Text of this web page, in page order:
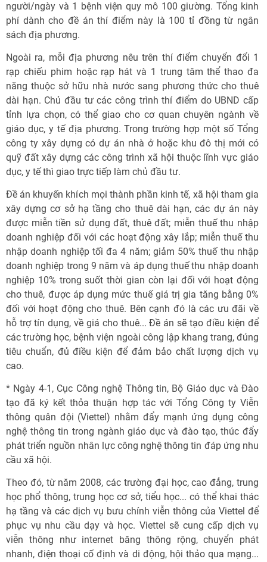
người/ngày và 1 bệnh viện quy mô 100 giường. Tổng kinh
phí dành cho đề án thí điểm này là 100 tỉ đồng từ ngân
sách địa phương.
Ngoài ra, mỗi địa phương nêu trên thí điểm chuyển đổi 1
rạp chiếu phim hoặc rạp hát và 1 trung tâm thể thao đa
năng thuộc sở hữu nhà nước sang phương thức cho thuê
dài hạn. Chủ đầu tư các công trình thí điểm do UBND cấp
tỉnh lựa chọn, có thể giao cho cơ quan chuyên ngành về
giáo dục, y tế địa phương. Trong trường hợp một số Tổng
công ty xây dựng có dự án nhà ở hoặc khu đô thị mới có
quỹ đất xây dựng các công trình xã hội thuộc lĩnh vực giáo
dục, y tế thì giao trực tiếp làm chủ đầu tư.
Đề án khuyến khích mọi thành phần kinh tế, xã hội tham gia
xây dựng cơ sở hạ tầng cho thuê dài hạn, các dự án này
được miễn tiền sử dụng đất, thuê đất; miễn thuế thu nhập
doanh nghiệp đối với các hoạt động xây lắp; miễn thuế thu
nhập doanh nghiệp tối đa 4 năm; giảm 50% thuế thu nhập
doanh nghiệp trong 9 năm và áp dụng thuế thu nhập doanh
nghiệp 10% trong suốt thời gian còn lại đối với hoạt động
cho thuê, được áp dụng mức thuế giá trị gia tăng bằng 0%
đối với hoạt động cho thuê. Bên cạnh đó là các ưu đãi về
hỗ trợ tín dụng, về giá cho thuê... Đề án sẽ tạo điều kiện để
các trường học, bệnh viện ngoài công lập khang trang, đúng
tiêu chuẩn, đủ điều kiện để đảm bảo chất lượng dịch vụ
cao.
* Ngày 4-1, Cục Công nghệ Thông tin, Bộ Giáo dục và Đào
tạo đã ký kết thỏa thuận hợp tác với Tổng Công ty Viễn
thông quân đội (Viettel) nhằm đẩy mạnh ứng dụng công
nghệ thông tin trong ngành giáo dục và đào tạo, thúc đẩy
phát triển nguồn nhân lực công nghệ thông tin đáp ứng nhu
cầu xã hội.
Theo đó, từ năm 2008, các trường đại học, cao đẳng, trung
học phổ thông, trung học cơ sở, tiểu học... có thể khai thác
hạ tầng và các dịch vụ bưu chính viễn thông của Viettel để
phục vụ nhu cầu dạy và học. Viettel sẽ cung cấp dịch vụ
viễn thông như internet băng thông rộng, chuyển phát
nhanh, điện thoại cố định và di động, hội thảo qua mạng...